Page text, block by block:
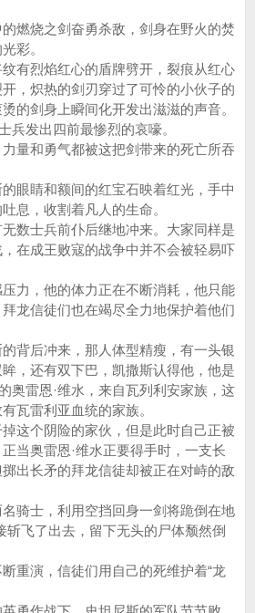
烧之剑奋勇杀敌，剑身在野火的焚
彩。
烈焰红心的盾牌劈开，裂痕从红心
，炽热的剑刃穿过了可怜的小伙子的
的剑身上瞬间化开发出滋滋的声音。
发出四前最惨烈的哀嚎。
和勇气都被这把剑带来的死亡所吞
睛和额间的红宝石映着红光，手中
息，收割着凡人的生命。
士兵前仆后继地冲来。大家同样是
在成王败寇的战争中并不会被轻易吓
，他的体力正在不断消耗，他只能
龙信徒们也在竭尽全力地保护着他们
后冲来，那人体型精瘦，有一头银
，还有双下巴，凯撒斯认得他，他是
奥雷恩·维水，来自瓦列利安家族，这
瓦雷利亚血统的家族。
个阴险的家伙，但是此时自己正被
当奥雷恩·维水正要得手时，一支长
出长矛的拜龙信徒却被正在对峙的敌
士，利用空挡回身一剑将跪倒在地
斩飞了出去，留下无头的尸体颓然倒
演，信徒们用自己的死维护着“龙